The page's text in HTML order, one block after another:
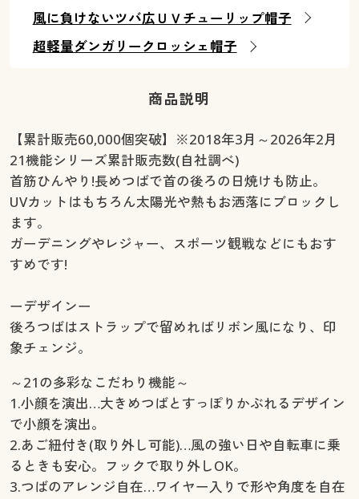
風に負けないツバ広ＵＶチューリップ帽子
超軽量ダンガリークロッシェ帽子
商品説明
【累計販売60,000個突破】※2018年3月～2026年2月
21機能シリーズ累計販売数(自社調べ)
首筋ひんやり!長めつばで首の後ろの日焼けも防止。
UVカットはもちろん太陽光や熱もお洒落にブロックし
ます。
ガーデニングやレジャー、スポーツ観戦などにもおす
すめです!
ーデザインー
後ろつばはストラップで留めればリボン風になり、印
象チェンジ。
～21の多彩なこだわり機能～
1.小顔を演出…大きめつばとすっぽりかぶれるデザイン
で小顔を演出。
2.あご紐付き(取り外し可能)…風の強い日や自転車に乗
るときも安心。フックで取り外しOK。
3.つばのアレンジ自在…ワイヤー入りで形や角度を自在